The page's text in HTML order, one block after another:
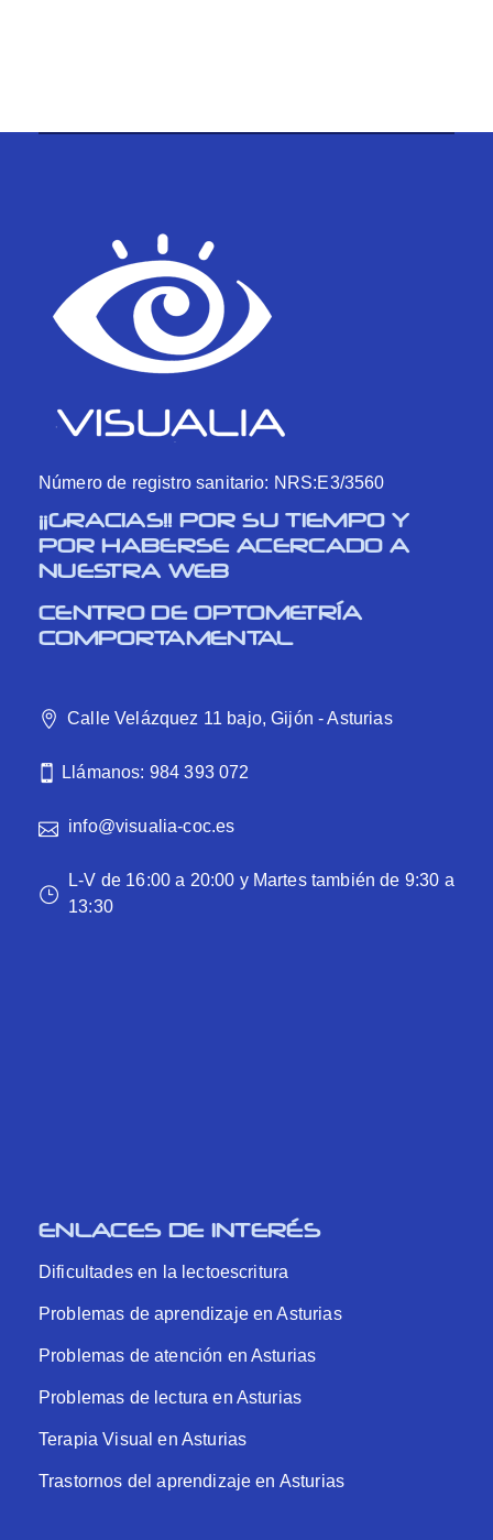
Número de registro sanitario: NRS:E3/3560
¡¡GRACIAS!! POR SU TIEMPO Y
POR HABERSE ACERCADO A
NUESTRA WEB
CENTRO DE OPTOMETRÍA
COMPORTAMENTAL
Calle Velázquez 11 bajo, Gijón - Asturias
Llámanos: 984 393 072
info@visualia-coc.es
L-V de 16:00 a 20:00 y Martes también de 9:30 a
13:30
ENLACES DE INTERÉS
Dificultades en la lectoescritura
Problemas de aprendizaje en Asturias
Problemas de atención en Asturias
Problemas de lectura en Asturias
Terapia Visual en Asturias
Trastornos del aprendizaje en Asturias